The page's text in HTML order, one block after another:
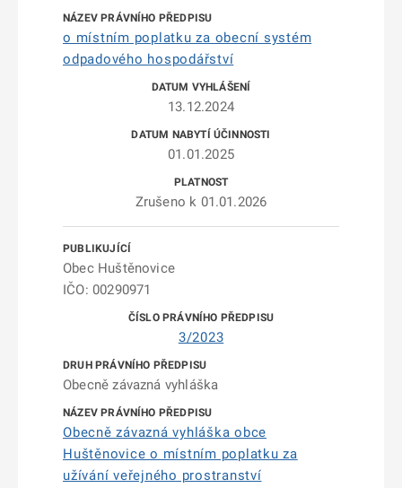
o místním poplatku za obecní systém
odpadového hospodářství
13.12.2024
01.01.2025
Zrušeno k 01.01.2026
Obec Huštěnovice
IČO: 00290971
3/2023
Obecně závazná vyhláška
Obecně závazná vyhláška obce
Huštěnovice o místním poplatku za
užívání veřejného prostranství